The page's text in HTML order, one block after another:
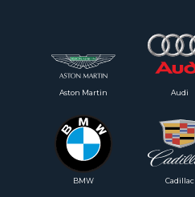
BMW
Audi
Aston Martin
Cadillac